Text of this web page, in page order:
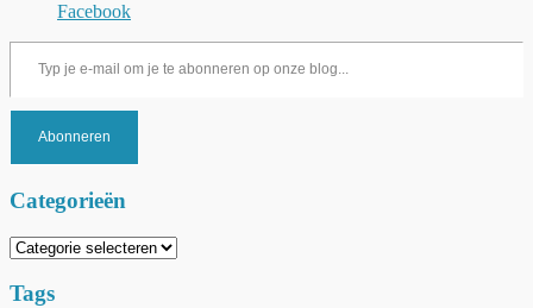
Facebook
Typ je e-mail om je te abonneren op onze blog...
Abonneren
Categorieën
Categorieën
Tags